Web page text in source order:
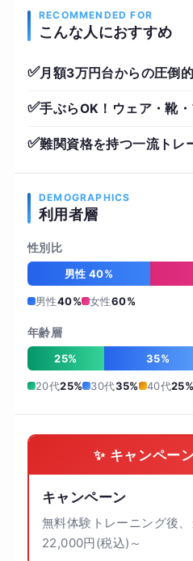
RECOMMENDED FOR
こんな人におすすめ
✅月額3万円台からの圧倒
✅手ぶらOK！ウェア・靴
✅難関資格を持つ一流トレ
DEMOGRAPHICS
利用者層
性別比
男性 40%
男性40% 女性60%
年齢層
25% 35%
20代25% 30代35% 40代
✨ キャンペー
キャンペーン
無料体験トレーニング後
22,000円(税込)～